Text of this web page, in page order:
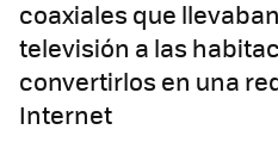
coaxiales que
televisión a las
convertirlos en una
Internet